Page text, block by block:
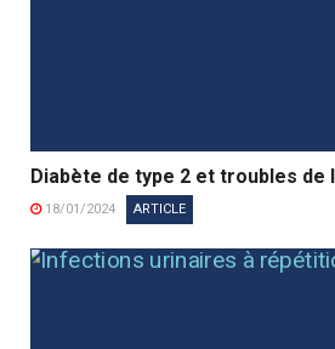
Diabète de type 2 et troubles de
18/01/2024 ARTICLE